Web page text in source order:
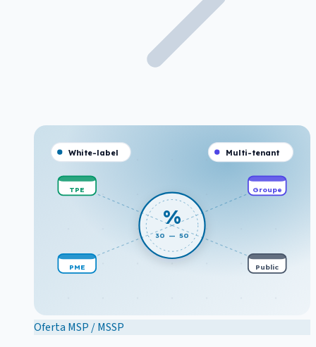
%
30 — 50
TPE
PME
Groupe
Public
White-label Multi-tenant
Oferta MSP / MSSP